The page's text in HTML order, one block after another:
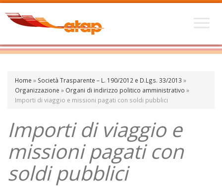
Home » Società Trasparente – L. 190/2012 e D.Lgs. 33/2013 »
Organizzazione » Organi di indirizzo politico amministrativo »
Importi di viaggio e missioni pagati con soldi pubblici
Importi di viaggio e
missioni pagati con
soldi pubblici